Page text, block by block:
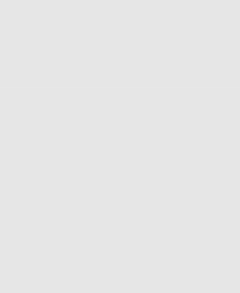
opciones se pueden elegir en